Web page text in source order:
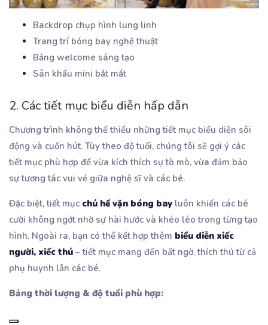
Backdrop chụp hình lung linh
Trang trí bóng bay nghệ thuật
Bảng welcome sáng tạo
Sân khấu mini bắt mắt
2. Các tiết mục biểu diễn hấp dẫn
Chương trình không thể thiếu những tiết mục biểu diễn sôi
động và cuốn hút. Tùy theo độ tuổi, chúng tôi sẽ gợi ý các
tiết mục phù hợp để vừa kích thích sự tò mò, vừa đảm bảo
sự tương tác vui vẻ giữa nghệ sĩ và các bé.
Đặc biệt, tiết mục chú hề vặn bóng bay luôn khiến các bé
cười không ngớt nhờ sự hài hước và khéo léo trong từng tạo
hình. Ngoài ra, bạn có thể kết hợp thêm biểu diễn xiếc
người, xiếc thú – tiết mục mang đến bất ngờ, thích thú từ cả
phụ huynh lẫn các bé.
Bảng thời lượng & độ tuổi phù hợp: